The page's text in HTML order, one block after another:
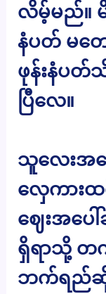
လိမ့်မည်။
နံပတ် မတ
ဖုန်းနံပ
ပြီလေ။
သူလေးအကြ
လှေကားထ
ဈေးအပ
ရှိရာသို့
ဘက်ရည်ဆို